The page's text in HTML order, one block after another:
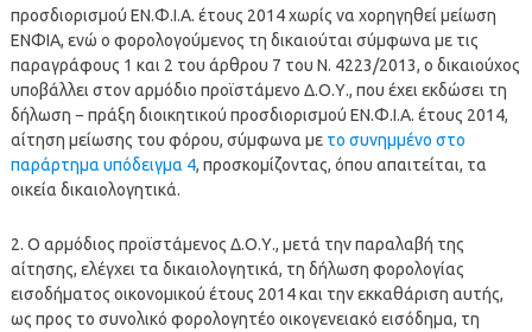
προσδιορισμού ΕΝ.Φ.Ι.Α. έτους 2014 χωρίς να χορηγηθεί μείωση
ΕΝΦΙΑ, ενώ ο φορολογούμενος τη δικαιούται σύμφωνα με τις
παραγράφους 1 και 2 του άρθρου 7 του Ν. 4223/2013, ο δικαιούχος
υποβάλλει στον αρμόδιο προϊστάμενο Δ.Ο.Υ., που έχει εκδώσει τη
δήλωση − πράξη διοικητικού προσδιορισμού ΕΝ.Φ.Ι.Α. έτους 2014,
αίτηση μείωσης του φόρου, σύμφωνα με το συνημμένο στο
παράρτημα υπόδειγμα 4, προσκομίζοντας, όπου απαιτείται, τα
οικεία δικαιολογητικά.
2. Ο αρμόδιος προϊστάμενος Δ.Ο.Υ., μετά την παραλαβή της
αίτησης, ελέγχει τα δικαιολογητικά, τη δήλωση φορολογίας
εισοδήματος οικονομικού έτους 2014 και την εκκαθάριση αυτής,
ως προς το συνολικό φορολογητέο οικογενειακό εισόδημα, τη